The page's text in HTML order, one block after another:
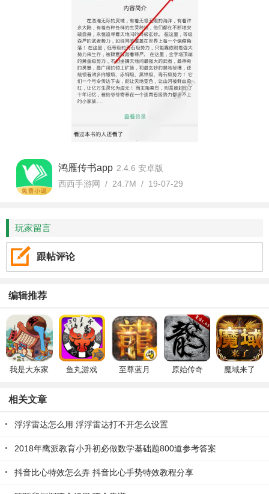
鸿雁传书app 2.4.6 安卓版
西西手游网 / 24.7M / 19-07-29
玩家留言
跟帖评论
编辑推荐
我是大东家 鱼丸游戏 至尊蓝月 原始传奇 魔域来了
相关文章
浮浮雷达怎么用 浮浮雷达打不开怎么设置
2018年鹰派教育小升初必做数学基础题800道参考答案
抖音比心特效怎么弄 抖音比心手势特效教程分享